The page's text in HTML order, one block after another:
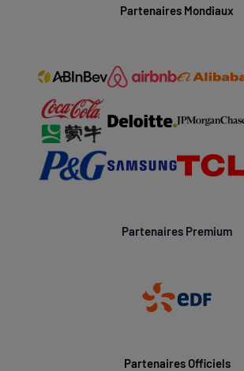
Partenaires Mondiaux
Partenaires Premium
Partenaires Officiels